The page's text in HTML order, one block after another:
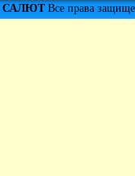
САЛЮТВсе права